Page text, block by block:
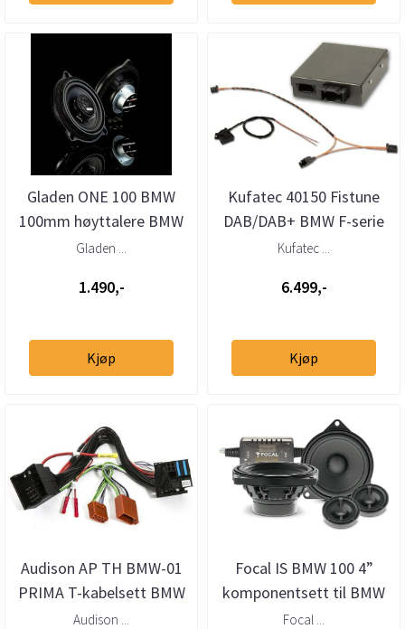
Gladen ONE 100 BMW
100mm høyttalere BMW
Gladen ...
1.490,-
Kjøp
Kufatec 40150 Fistune
DAB/DAB+ BMW F-serie
med CiC
Kufatec ...
6.499,-
Kjøp
Audison AP TH BMW-01
PRIMA T-kabelsett BMW
Mini (2001–>)
Audison ...
Focal IS BMW 100 4”
komponentsett til BMW
og MINI
Focal ...